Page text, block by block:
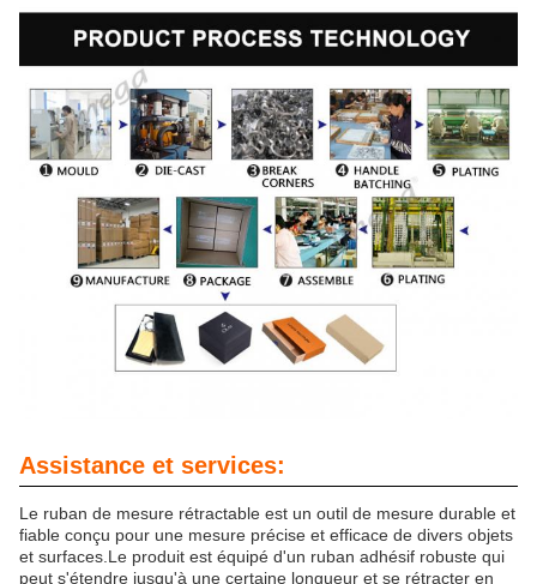
Assistance et services:
Le ruban de mesure rétractable est un outil de mesure durable et
fiable conçu pour une mesure précise et efficace de divers objets
et surfaces.Le produit est équipé d'un ruban adhésif robuste qui
peut s'étendre jusqu'à une certaine longueur et se rétracter en